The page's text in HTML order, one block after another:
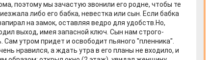
поэтому мы зачастую звонили его родне, чтобы те
либо его бабка, невестка или сын. Если бабка
на замок, оставляя ведро для удобств.Но,
выход, имея запасной ключ. Сын нам строго-
Сам утром придет и освободит пьяного "пленника".
нравился, а ждать утра в его планы не входило, и